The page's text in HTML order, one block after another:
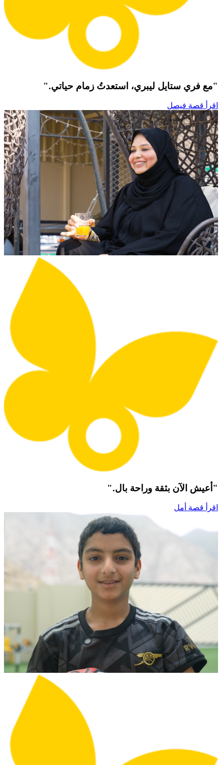
"مع فري ستايل ليبري، استعدتُ زمام حياتي."
اقرأ قصة فيصل
"أعيش الآن بثقة وراحة بال."
اقرأ قصة أمل